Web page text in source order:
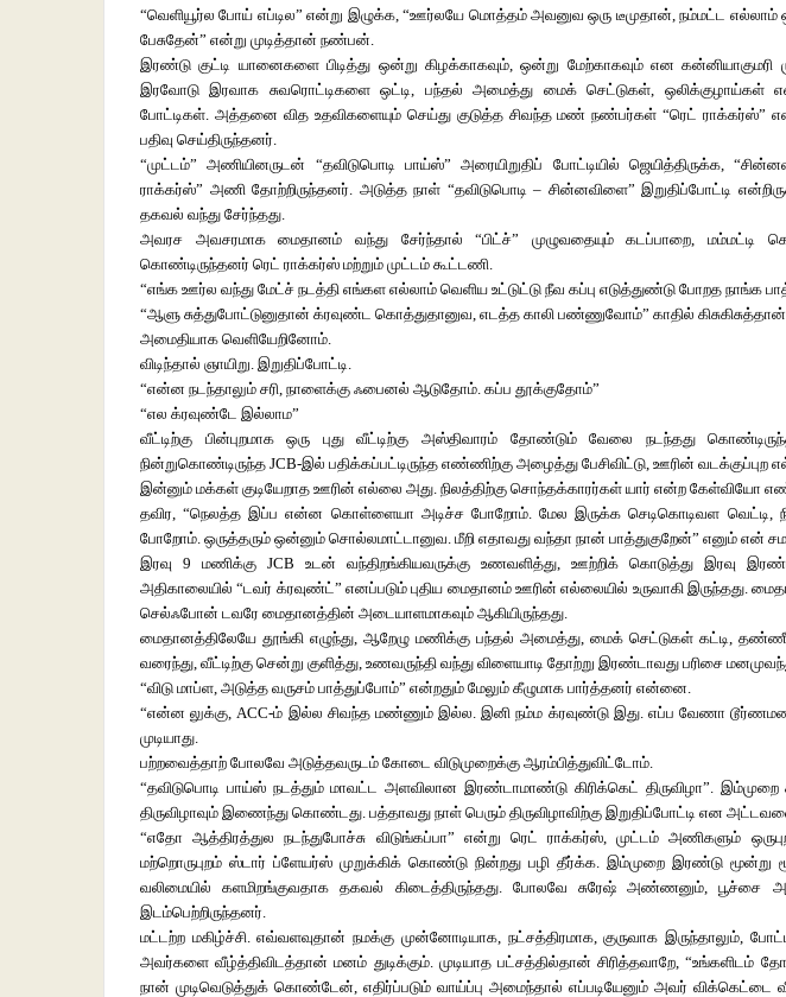
“வெளியூர்ல போய் எப்டில” என்று இழுக்க, “ஊர்லயே மொத்தம் அவனுவ ஒரு டீமுதான், நம்மட்ட எல்லாம்
பேசுதேன்” என்று முடித்தான் நண்பன்.
இரண்டு குட்டி யானைகளை பிடித்து ஒன்று கிழக்காகவும், ஒன்று மேற்காகவும் என கன்னியாகுமரி
இரவோடு இரவாக சுவரொட்டிகளை ஒட்டி, பந்தல் அமைத்து மைக் செட்டுகள்,
போட்டிகள். அத்தனை வித உதவிகளையும் செய்து குடுத்த சிவந்த மண் நண்பர்கள் “ரெட் ராக்கர்ஸ்”
பதிவு செய்திருந்தனர்.
“முட்டம்” அணியினருடன் “தவிடுபொடி பாய்ஸ்” அரையிறுதிப் போட்டியில் ஜெயித்திருக்க,
ராக்கர்ஸ்” அணி தோற்றிருந்தனர். அடுத்த நாள் “தவிடுபொடி – சின்னவிளை” இறுதிப்போட்டி
தகவல் வந்து சேர்ந்தது.
அவரச அவசரமாக மைதானம் வந்து சேர்ந்தால் “பிட்ச்” முழுவதையும் கடப்பாறை, மம்மட்டி
கொண்டிருந்தனர் ரெட் ராக்கர்ஸ் மற்றும் முட்டம் கூட்டணி.
“எங்க ஊர்ல வந்து மேட்ச் நடத்தி எங்கள எல்லாம் வெளிய உட்டுட்டு நீவ கப்பு எடுத்துண்டு போறத நாங்க
“ஆளு சுத்துபோட்டுனுதான் க்ரவுண்ட கொத்துதானுவ, எடத்த காலி பண்ணுவோம்” காதில்
அமைதியாக வெளியேறினோம்.
விடிந்தால் ஞாயிறு. இறுதிப்போட்டி.
“என்ன நடந்தாலும் சரி, நாளைக்கு ஃபைனல் ஆடுதோம். கப்ப தூக்குதோம்”
“எல க்ரவுண்டே இல்லாம”
வீட்டிற்கு பின்புறமாக ஒரு புது வீட்டிற்கு அஸ்திவாரம் தோண்டும் வேலை நடந்தது
நின்றுகொண்டிருந்த JCB-இல் பதிக்கப்பட்டிருந்த எண்ணிற்கு அழைத்து பேசிவிட்டு, ஊரின்
இன்னும் மக்கள் குடியேறாத ஊரின் எல்லை அது. நிலத்திற்கு சொந்தக்காரர்கள் யார் என்ற கேள்வியோ
தவிர, “நெலத்த இப்ப என்ன கொள்ளையா அடிச்ச போறோம். மேல இருக்க செடிகொடிவள வெட்டி,
போறோம். ஒருத்தரும் ஒன்னும் சொல்லமாட்டானுவ. மீறி எதாவது வந்தா நான் பாத்துகுறேன்” எனும் என்
இரவு 9 மணிக்கு JCB உடன் வந்திறங்கியவருக்கு உணவளித்து, ஊற்றிக் கொடுத்து இரவு
அதிகாலையில் “டவர் க்ரவுண்ட்” எனப்படும் புதிய மைதானம் ஊரின் எல்லையில் உருவாகி இருந்தது.
செல்ஃபோன் டவரே மைதானத்தின் அடையாளமாகவும் ஆகியிருந்தது.
மைதானத்திலேயே தூங்கி எழுந்து, ஆறேழு மணிக்கு பந்தல் அமைத்து, மைக் செட்டுகள் கட்டி,
வரைந்து, வீட்டிற்கு சென்று குளித்து, உணவருந்தி வந்து விளையாடி தோற்று இரண்டாவது பரிசை
“விடு மாப்ள, அடுத்த வருசம் பாத்துப்போம்” என்றதும் மேலும் கீழுமாக பார்த்தனர் என்னை.
“என்ன லுக்கு, ACC-ம் இல்ல சிவந்த மண்ணும் இல்ல. இனி நம்ம க்ரவுண்டு இது. எப்ப வேணா
முடியாது.
பற்றவைத்தாற் போலவே அடுத்தவருடம் கோடை விடுமுறைக்கு ஆரம்பித்துவிட்டோம்.
“தவிடுபொடி பாய்ஸ் நடத்தும் மாவட்ட அளவிலான இரண்டாமாண்டு கிரிக்கெட் திருவிழா”. இம்முறை
திருவிழாவும் இணைந்து கொண்டது. பத்தாவது நாள் பெரும் திருவிழாவிற்கு இறுதிப்போட்டி என
“எதோ ஆத்திரத்துல நடந்துபோச்சு விடுங்கப்பா” என்று ரெட் ராக்கர்ஸ், முட்டம் அணிகளும்
மற்றொருபுறம் ஸ்டார் ப்ளேயர்ஸ் முறுக்கிக் கொண்டு நின்றது பழி தீர்க்க. இம்முறை இரண்டு மூன்று
வலிமையில் களமிறங்குவதாக தகவல் கிடைத்திருந்தது. போலவே சுரேஷ் அண்ணனும்,
இடம்பெற்றிருந்தனர்.
மட்டற்ற மகிழ்ச்சி. எவ்வளவுதான் நமக்கு முன்னோடியாக, நட்சத்திரமாக, குருவாக இருந்தாலும்,
அவர்களை வீழ்த்திவிடத்தான் மனம் துடிக்கும். முடியாத பட்சத்தில்தான் சிரித்தவாறே, “உங்களிடம்
நான் முடிவெடுத்துக் கொண்டேன், எதிர்ப்படும் வாய்ப்பு அமைந்தால் எப்படியேனும் அவர்